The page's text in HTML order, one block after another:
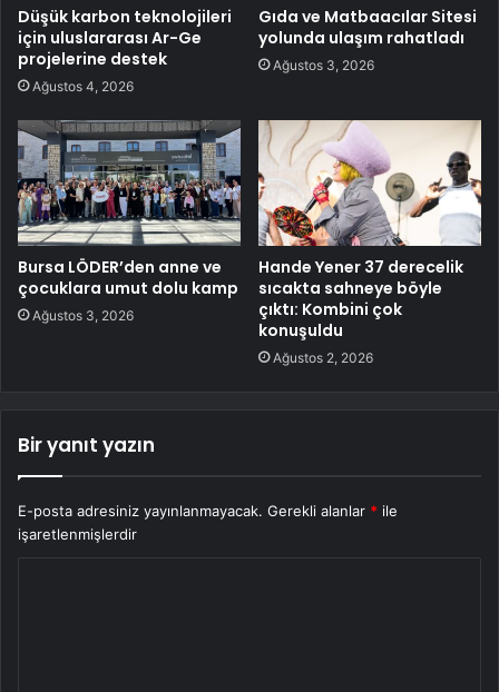
Düşük karbon teknolojileri
için uluslararası Ar-Ge
projelerine destek
Ağustos 4, 2026
Gıda ve Matbaacılar Sitesi
yolunda ulaşım rahatladı
Ağustos 3, 2026
Bursa LÖDER’den anne ve
çocuklara umut dolu kamp
Ağustos 3, 2026
Hande Yener 37 derecelik
sıcakta sahneye böyle
çıktı: Kombini çok
konuşuldu
Ağustos 2, 2026
Bir yanıt yazın
E-posta adresiniz yayınlanmayacak. Gerekli alanlar * ile
işaretlenmişlerdir